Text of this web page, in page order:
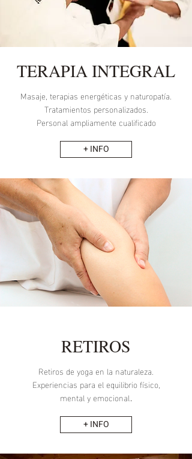
TERAPIA INTEGRAL
Masaje, terapias energéticas y naturopatía.
Tratamientos personalizados.
Personal ampliamente cualificado
+ INFO
FORMACIONES Y
Especializados en salud natural y yoga con
nuestras formaciones acreditadas.
+ INFO
RETIROS
Retiros de yoga en la naturaleza.
Experiencias para el equilibrio físico,
mental y emocional.
+ INFO